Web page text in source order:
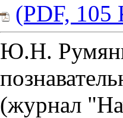
(PDF, 105
Ю.Н.
(журнал